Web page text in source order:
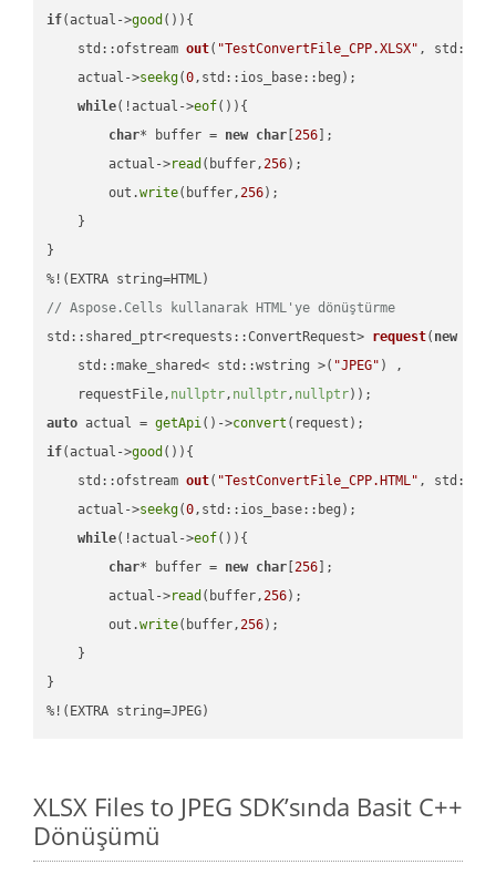
if(actual->good ()){
std::ofstream out( "TestConvertFile_CPP.XLSX" ,
    actual->
seekg(0,std::ios_base::beg);
while(!actual->eof()){
char* buffer = new char [256 ];
        actual->
read (buffer,256);
        out.
write(buffer,256);
    }
}
// Aspose.Cells kullanarak HTML'ye dönüştürme
std::shared_ptr<requests::ConvertRequest> request( new
    std::make_shared< std::wstring >(
"JPEG" ) ,
    requestFile,
nullptr, nullptr, nullptr))
auto actual = getApi()->convert
if(actual->good ()){
std::ofstream out( "TestConvertFile_CPP.HTML" ,
    actual->
seekg(0,std::ios_base::beg);
while(!actual->eof()){
char* buffer = new char [256 ];
        actual->
read (buffer,256);
        out.
write(buffer,256);
    }
}
%!(EXTRA string=JPEG)
XLSX Files to JPEG SDK’sında Basit C++
Dönüşümü